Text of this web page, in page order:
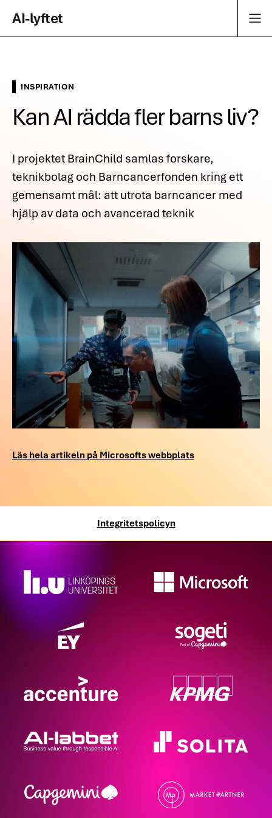
AI-lyftet
INSPIRATION
Kan AI rädda fler barns liv?
I projektet BrainChild samlas forskare,
teknikbolag och Barncancerfonden kring ett
gemensamt mål: att utrota barncancer med
hjälp av data och avancerad teknik
Läs hela artikeln på Microsofts webbplats
Integritetspolicyn